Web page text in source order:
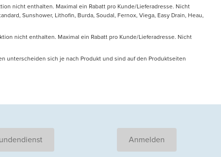
nicht enthalten. Maximal ein Rabatt pro Kunde/Lieferadresse. Nicht
Sunshower, Lithofin, Burda, Soudal, Fernox, Viega, Easy Drain, Heau,
nicht enthalten. Maximal ein Rabatt pro Kunde/Lieferadresse. Nicht
unterscheiden sich je nach Produkt und sind auf den Produktseiten
Anmelden